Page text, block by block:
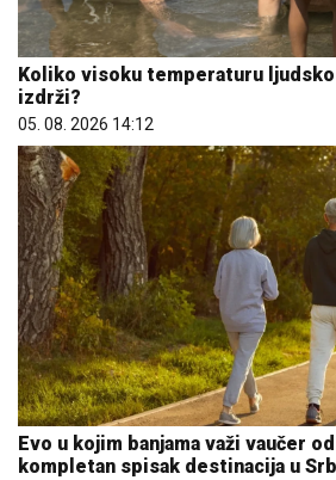
Koliko visoku temperaturu
izdrži?
05. 08. 2026 14:12
Evo u kojim banjama važi vaučer
kompletan spisak destinacija u